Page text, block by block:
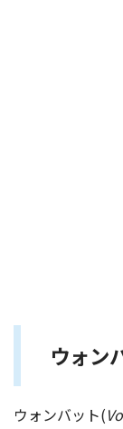
ウォン
ウォンバット(